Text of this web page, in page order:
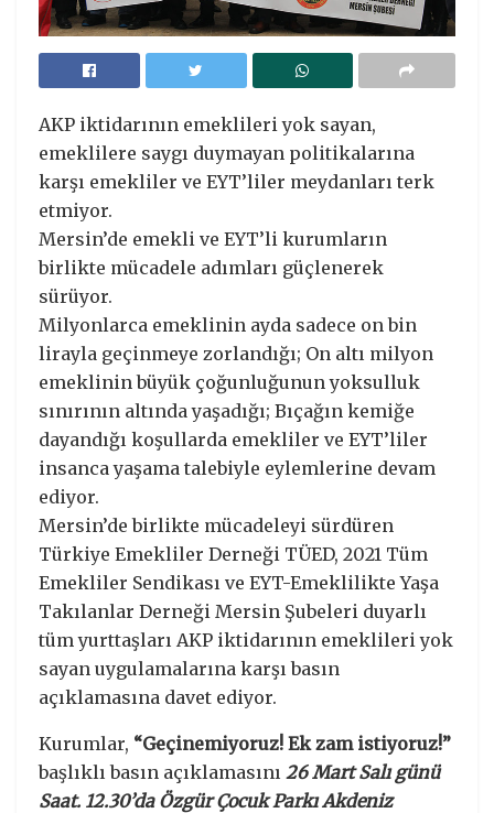
AKP iktidarının emeklileri yok sayan,
emeklilere saygı duymayan politikalarına
karşı emekliler ve EYT’liler meydanları terk
etmiyor.
Mersin’de emekli ve EYT’li kurumların
birlikte mücadele adımları güçlenerek
sürüyor.
Milyonlarca emeklinin ayda sadece on bin
lirayla geçinmeye zorlandığı; On altı milyon
emeklinin büyük çoğunluğunun yoksulluk
sınırının altında yaşadığı; Bıçağın kemiğe
dayandığı koşullarda emekliler ve EYT’liler
insanca yaşama talebiyle eylemlerine devam
ediyor.
Mersin’de birlikte mücadeleyi sürdüren
Türkiye Emekliler Derneği TÜED, 2021 Tüm
Emekliler Sendikası ve EYT-Emeklilikte Yaşa
Takılanlar Derneği Mersin Şubeleri duyarlı
tüm yurttaşları AKP iktidarının emeklileri yok
sayan uygulamalarına karşı basın
açıklamasına davet ediyor.
Kurumlar, “Geçinemiyoruz! Ek zam istiyoruz!”
başlıklı basın açıklamasını 26 Mart Salı günü
Saat. 12.30’da Özgür Çocuk Parkı Akdeniz